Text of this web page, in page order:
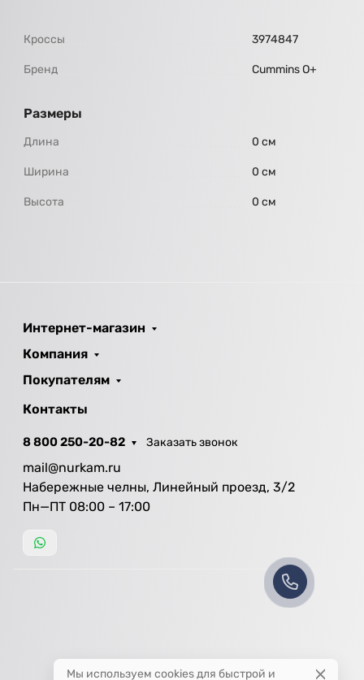
Кроссы 3974847
Бренд Cummins O+
Размеры
Длина 0 см
Ширина 0 см
Высота 0 см
Интернет-магазин
Компания
Покупателям
Контакты
8 800 250-20-82 Заказать звонок
mail@nurkam.ru
Набережные челны, Линейный проезд, 3/2
Пн—ПТ 08:00 – 17:00
Мы используем cookies для быстрой и